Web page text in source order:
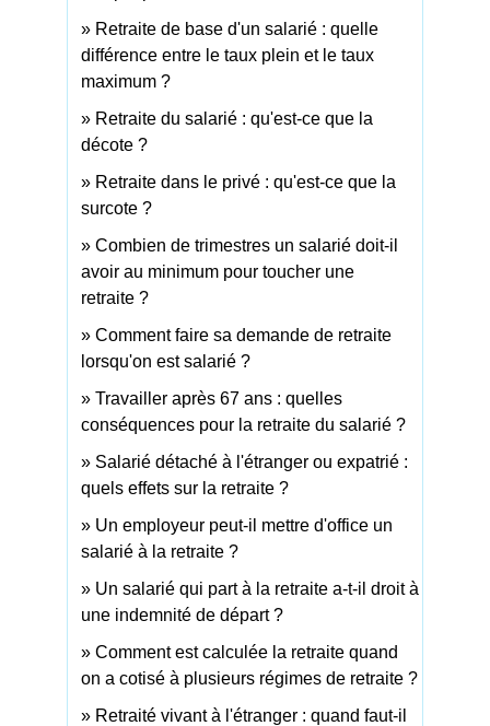
Retraite de base d'un salarié : quelle
différence entre le taux plein et le taux
maximum ?
Retraite du salarié : qu'est-ce que la
décote ?
Retraite dans le privé : qu'est-ce que la
surcote ?
Combien de trimestres un salarié doit-il
avoir au minimum pour toucher une
retraite ?
Comment faire sa demande de retraite
lorsqu'on est salarié ?
Travailler après 67 ans : quelles
conséquences pour la retraite du salarié ?
Salarié détaché à l'étranger ou expatrié :
quels effets sur la retraite ?
Un employeur peut-il mettre d'office un
salarié à la retraite ?
Un salarié qui part à la retraite a-t-il droit à
une indemnité de départ ?
Comment est calculée la retraite quand
on a cotisé à plusieurs régimes de retraite ?
Retraité vivant à l'étranger : quand faut-il